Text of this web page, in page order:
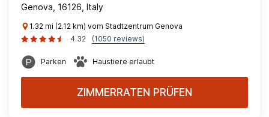
Genova, 16126, Italy
1.32 mi (2.12 km) vom Stadtzentrum Genova
4.32
(1050 reviews)
Parken Haustiere erlaubt
ZIMMERRATEN PRÜFEN